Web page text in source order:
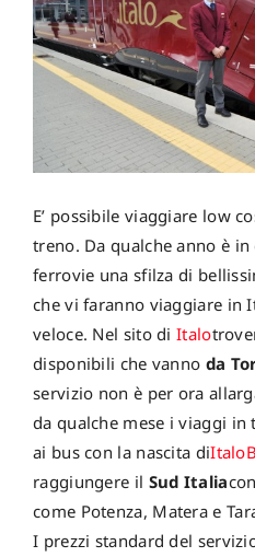
E’ possibile viaggiare low
treno. Da qualche anno è
ferrovie una sfilza di
che vi faranno viaggiare in
veloce. Nel sito diItalo
disponibili che vanno da
servizio non è per ora
da qualche mese i viaggi in
ai bus con la nascita di
raggiungere il Sud Italia
come Potenza, Matera e
I prezzi standard del